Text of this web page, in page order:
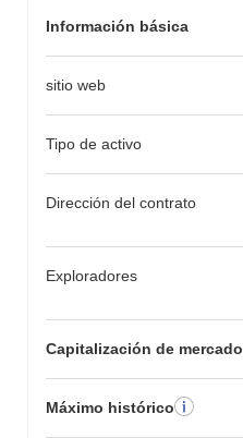
Información básica
sitio web
Tipo de activo
Dirección del contrato
Exploradores
Capitalización de mercado
Máximo histórico